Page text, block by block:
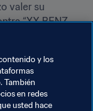
valer su
“XX BENZ
y los
También
en redes
usted hace